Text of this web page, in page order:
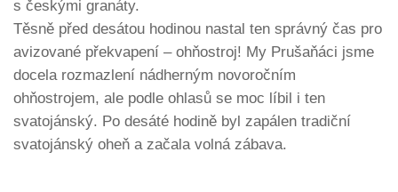
s českými granáty.
Těsně před desátou hodinou nastal ten správný čas pro
avizované překvapení – ohňostroj! My Prušaňáci jsme
docela rozmazlení nádherným novoročním
ohňostrojem, ale podle ohlasů se moc líbil i ten
svatojánský. Po desáté hodině byl zapálen tradiční
svatojánský oheň a začala volná zábava.